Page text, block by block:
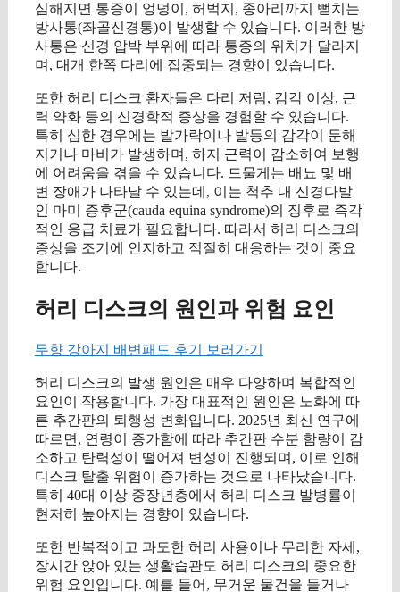
심해지면 통증이 엉덩이, 허벅지, 종아리까지 뻗치는
방사통(좌골신경통)이 발생할 수 있습니다. 이러한 방
사통은 신경 압박 부위에 따라 통증의 위치가 달라지
며, 대개 한쪽 다리에 집중되는 경향이 있습니다.
또한 허리 디스크 환자들은 다리 저림, 감각 이상, 근
력 약화 등의 신경학적 증상을 경험할 수 있습니다.
특히 심한 경우에는 발가락이나 발등의 감각이 둔해
지거나 마비가 발생하며, 하지 근력이 감소하여 보행
에 어려움을 겪을 수 있습니다. 드물게는 배뇨 및 배
변 장애가 나타날 수 있는데, 이는 척추 내 신경다발
인 마미 증후군(cauda equina syndrome)의 징후로 즉각
적인 응급 치료가 필요합니다. 따라서 허리 디스크의
증상을 조기에 인지하고 적절히 대응하는 것이 중요
합니다.
허리 디스크의 원인과 위험 요인
무향 강아지 배변패드 후기 보러가기
허리 디스크의 발생 원인은 매우 다양하며 복합적인
요인이 작용합니다. 가장 대표적인 원인은 노화에 따
른 추간판의 퇴행성 변화입니다. 2025년 최신 연구에
따르면, 연령이 증가함에 따라 추간판 수분 함량이 감
소하고 탄력성이 떨어져 변성이 진행되며, 이로 인해
디스크 탈출 위험이 증가하는 것으로 나타났습니다.
특히 40대 이상 중장년층에서 허리 디스크 발병률이
현저히 높아지는 경향이 있습니다.
또한 반복적이고 과도한 허리 사용이나 무리한 자세,
장시간 앉아 있는 생활습관도 허리 디스크의 중요한
위험 요인입니다. 예를 들어, 무거운 물건을 들거나